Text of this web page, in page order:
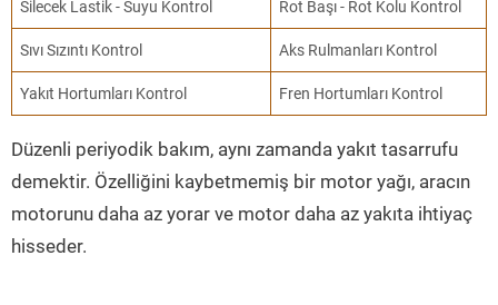
Silecek Lastik - Suyu Kontrol Rot Başı - Rot Kolu Kontrol
Sıvı Sızıntı Kontrol Aks Rulmanları Kontrol
Yakıt Hortumları Kontrol Fren Hortumları Kontrol
Düzenli periyodik bakım, aynı zamanda yakıt tasarrufu
demektir. Özelliğini kaybetmemiş bir motor yağı, aracın
motorunu daha az yorar ve motor daha az yakıta ihtiyaç
hisseder.